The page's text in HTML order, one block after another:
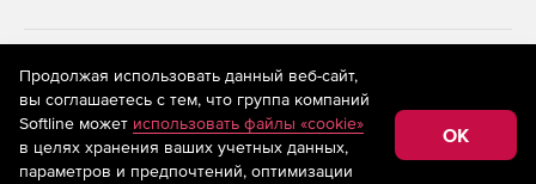
На информационном ресурсе store.softline.ru применяются
рекомендательные технологии
(информационные технологии
предоставления информации на основе сбора,
систематизации и анализа сведений, относящихся к
предпочтениям пользователей сети «Интернет»,
находящихся на территории Российской Федерации)
Продолжая использовать данный веб-сайт,
вы соглашаетесь с тем, что группа компаний
Softline может использовать файлы «cookie»
в целях хранения ваших учетных данных,
параметров и предпочтений, оптимизации
OK